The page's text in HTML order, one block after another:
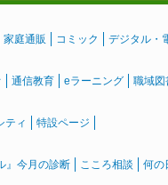
家庭通販 コミック デジタル・
通信教育 eラーニング 職域図
ティ 特設ページ
』今月の診断 こころ相談 何の